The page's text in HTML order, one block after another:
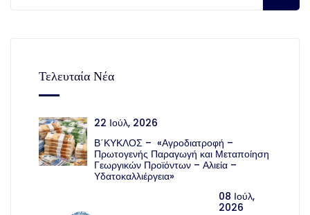
Τελευταία Νέα
22 Ιούλ, 2026
Β΄ΚΥΚΛΟΣ – «Αγροδιατροφή –
Πρωτογενής Παραγωγή και Μεταποίηση
Γεωργικών Προϊόντων – Αλιεία –
Υδατοκαλλιέργεια»
08 Ιούλ,
2026